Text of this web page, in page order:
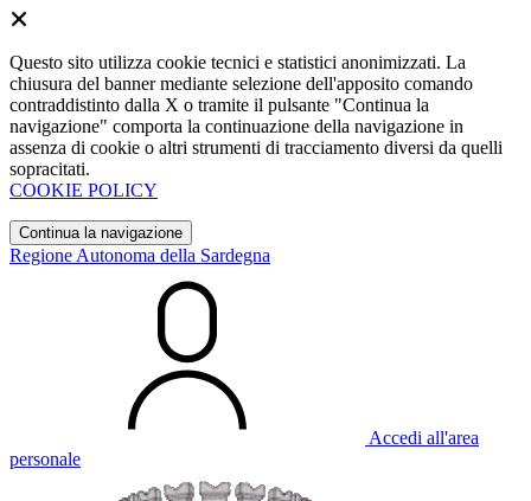
Questo sito utilizza cookie tecnici e statistici anonimizzati. La
chiusura del banner mediante selezione dell'apposito comando
contraddistinto dalla X o tramite il pulsante "Continua la
navigazione" comporta la continuazione della navigazione in
assenza di cookie o altri strumenti di tracciamento diversi da quelli
sopracitati.
COOKIE POLICY
Continua la navigazione
Regione Autonoma della Sardegna
Accedi all'area
personale